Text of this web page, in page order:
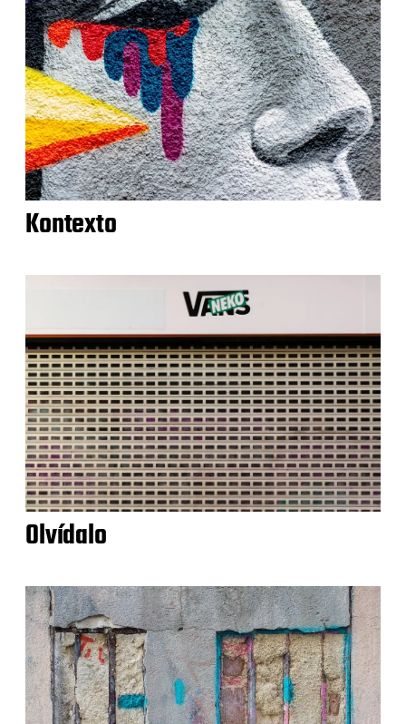
Kontexto
Olvídalo